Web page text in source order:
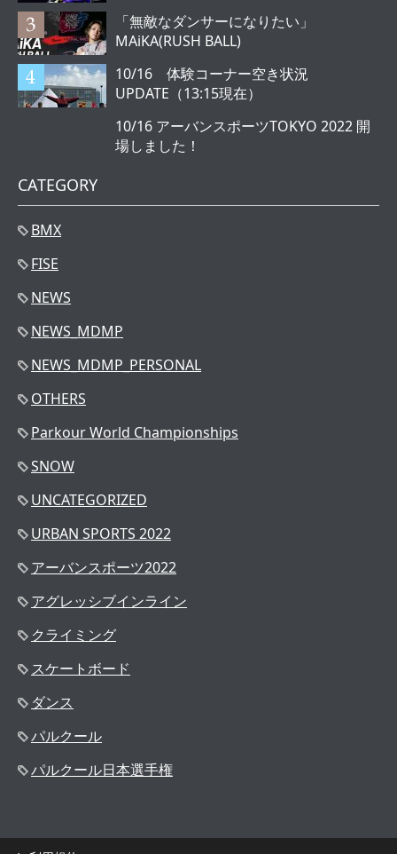
「無敵なダンサーになりたい」
MAiKA(RUSH BALL)
10/16 体験コーナー空き状況
UPDATE（13:15現在）
10/16 アーバンスポーツTOKYO 2022 開
場しました！
CATEGORY
BMX
FISE
NEWS
NEWS_MDMP
NEWS_MDMP_PERSONAL
OTHERS
Parkour World Championships
SNOW
UNCATEGORIZED
URBAN SPORTS 2022
アーバンスポーツ2022
アグレッシブインライン
クライミング
スケートボード
ダンス
パルクール
パルクール日本選手権